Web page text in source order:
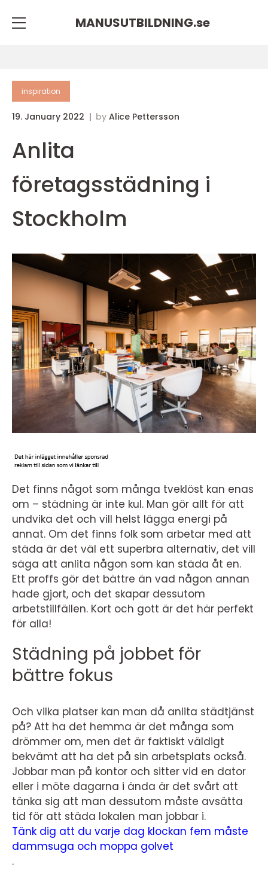
MANUSUTBILDNING.se
inspiration
19. January 2022 by Alice Pettersson
Anlita
företagsstädning i
Stockholm
Det finns något som många tveklöst kan enas
om – städning är inte kul. Man gör allt för att
undvika det och vill helst lägga energi på
annat. Om det finns folk som arbetar med att
städa är det väl ett superbra alternativ, det vill
säga att anlita någon som kan städa åt en.
Ett proffs gör det bättre än vad någon annan
hade gjort, och det skapar dessutom
arbetstillfällen. Kort och gott är det här perfekt
för alla!
Städning på jobbet för
bättre fokus
Och vilka platser kan man då anlita städtjänst
på? Att ha det hemma är det många som
drömmer om, men det är faktiskt väldigt
bekvämt att ha det på sin arbetsplats också.
Jobbar man på kontor och sitter vid en dator
eller i möte dagarna i ända är det svårt att
tänka sig att man dessutom måste avsätta
tid för att städa lokalen man jobbar i.
Tänk dig att du varje dag klockan fem måste
dammsuga och moppa golvet
.